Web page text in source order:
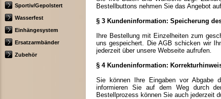
Sportiv/Gepolstert
Wasserfest
Einhängesystem
Ersatzarmbänder
Zubehör
Bestellbuttons nehmen Sie das Angebot
§ 3 Kundeninformation: Speicherung
Ihre Bestellung mit Einzelheiten zum
uns gespeichert. Die AGB schicken wir
jederzeit über unsere Webseite aufrufen.
§ 4 Kundeninformation:
Sie können Ihre Eingaben vor Abgabe
informieren Sie auf dem Weg durch
Bestellprozess können Sie auch jederzeit